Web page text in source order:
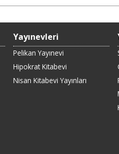
Yayınevleri
Pelikan Yayınevi
Hipokrat Kitabevi
Nisan Kitabevi Yayınları